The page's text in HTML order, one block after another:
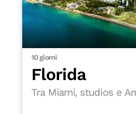
10 giorni
Florida
Tra Miami, studios e